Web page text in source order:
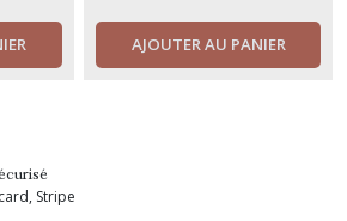
AJOUTER AU PANIER
Stripe